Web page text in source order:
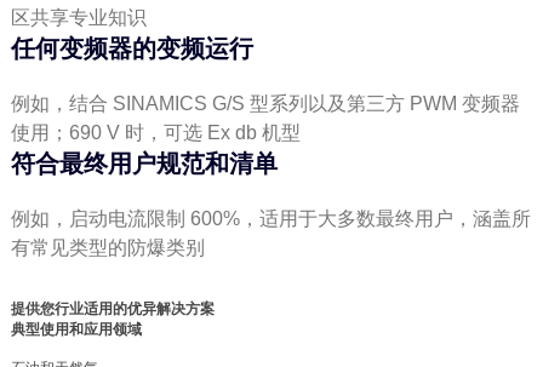
区共享专业知识
任何变频器的变频运行
例如，结合 SINAMICS G/S 型系列以及第三方 PWM 变频器
使用；690 V 时，可选 Ex db 机型
符合最终用户规范和清单
例如，启动电流限制 600%，适用于大多数最终用户，涵盖所
有常见类型的防爆类别
提供您行业适用的优异解决方案
典型使用和应用领域